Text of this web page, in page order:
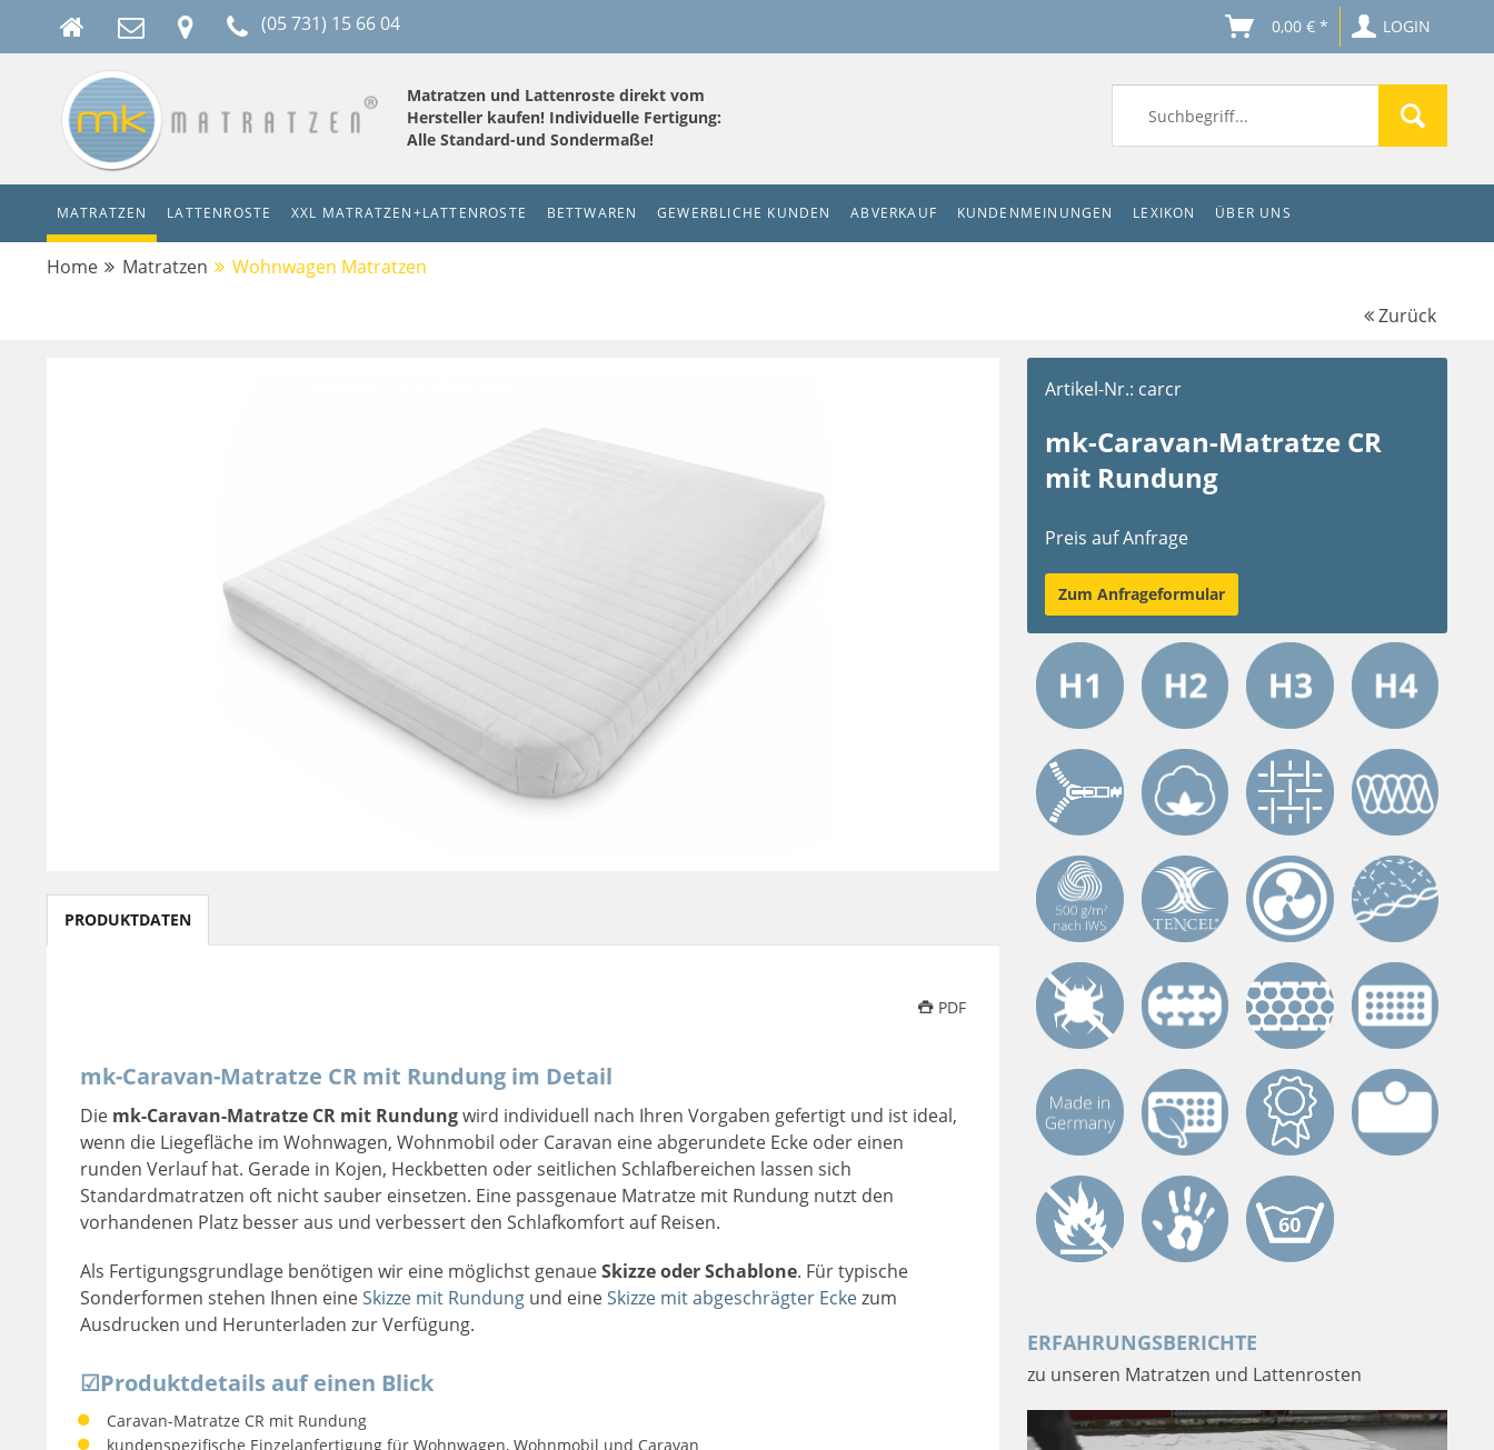
(05 731) 15 66 04
Matratzen und Lattenroste direkt vom
Hersteller kaufen! Individuelle Fertigung:
Alle Standard-und Sondermaße!
LOGIN
0,00 € *
MATRATZEN LATTENROSTE XXL MATRATZEN+LATTENROSTE BETTWAREN GEWERBLICHE KUNDEN ABVERKAUF KUNDENMEINUNGEN LEXIKON ÜBER UNS
Home Matratzen
Wohnwagen Matratzen
Zurück
Artikel-Nr.: carcr
mk-Caravan-Matratze CR
mit Rundung
Preis auf Anfrage
Zum Anfrageformular
ERFAHRUNGSBERICHTE
zu unseren Matratzen und Lattenrosten
PRODUKTDATEN
PDF
mk-Caravan-Matratze CR mit Rundung im Detail
Die mk-Caravan-Matratze CR mit Rundungwird individuell nach Ihren Vorgaben gefertigt und ist ideal,
wenn die Liegefläche im Wohnwagen, Wohnmobil oder Caravan eine abgerundete Ecke oder einen
runden Verlauf hat. Gerade in Kojen, Heckbetten oder seitlichen Schlafbereichen lassen sich
Standardmatratzen oft nicht sauber einsetzen. Eine passgenaue Matratze mit Rundung nutzt den
vorhandenen Platz besser aus und verbessert den Schlafkomfort auf Reisen.
Als Fertigungsgrundlage benötigen wir eine möglichst genaueSkizze oder Schablone. Für typische
Sonderformen stehen Ihnen eineSkizze mit Rundung und eineSkizze mit abgeschrägter Eckezum
Ausdrucken und Herunterladen zur Verfügung.
☑Produktdetails auf einen Blick
Caravan-Matratze CR mit Rundung
kundenspezifische Einzelanfertigung für Wohnwagen, Wohnmobil und Caravan